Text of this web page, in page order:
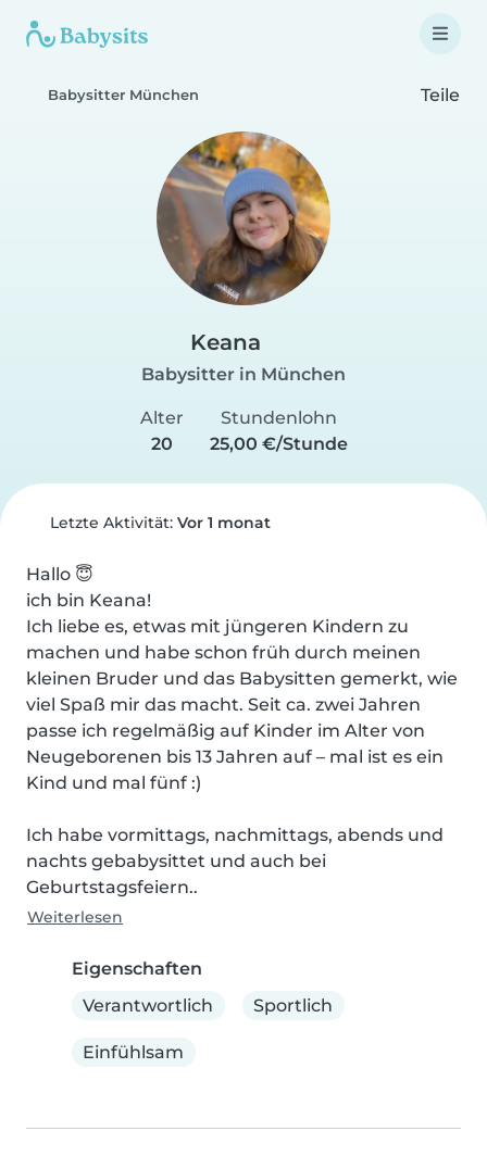
Babysitter München Teile
Keana
Babysitter in München
Alter
20
Stundenlohn
25,00 €/Stunde
Letzte Aktivität: Vor 1 monat
Hallo 😇
ich bin Keana!
Ich liebe es, etwas mit jüngeren Kindern zu
machen und habe schon früh durch meinen
kleinen Bruder und das Babysitten gemerkt, wie
viel Spaß mir das macht. Seit ca. zwei Jahren
passe ich regelmäßig auf Kinder im Alter von
Neugeborenen bis 13 Jahren auf – mal ist es ein
Kind und mal fünf :)
Ich habe vormittags, nachmittags, abends und
nachts gebabysittet und auch bei
Geburtstagsfeiern..
Weiterlesen
Eigenschaften
Verantwortlich
Sportlich
Einfühlsam